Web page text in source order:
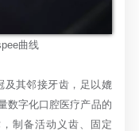
曲线
及其邻接牙齿，足以媲
数字化口腔医疗产品的
制备活动义齿、固定